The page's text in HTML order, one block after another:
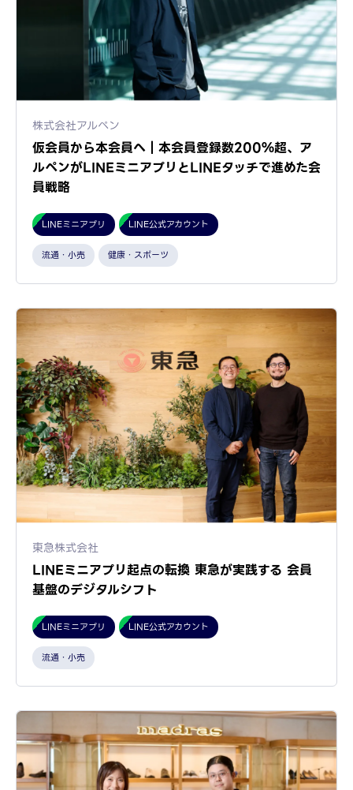
株式会社アルペン
仮会員から本会員へ｜本会員登録数200％超、ア
ルペンがLINEミニアプリとLINEタッチで進めた会
員戦略
LINEミニアプリ LINE公式アカウント
流通・小売 健康・スポーツ
東急株式会社
LINEミニアプリ起点の転換 東急が実践する 会員
基盤のデジタルシフト
LINEミニアプリ LINE公式アカウント
流通・小売